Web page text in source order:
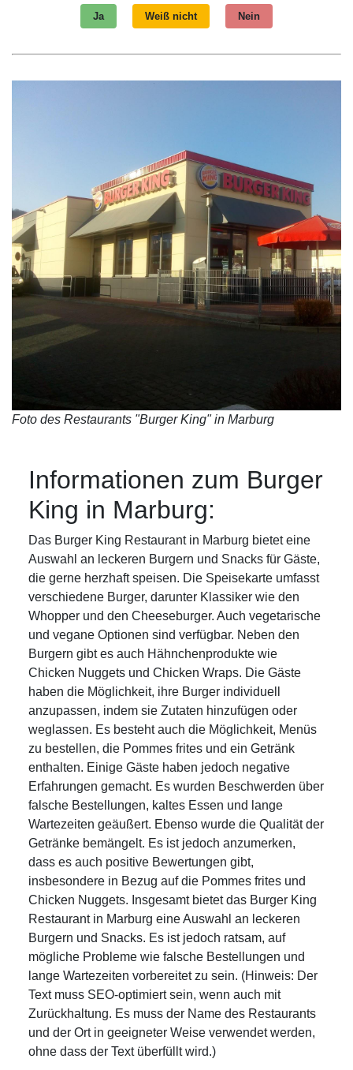
Ja Weiß nicht Nein
Foto des Restaurants "Burger King" in Marburg
Informationen zum Burger
King in Marburg:
Das Burger King Restaurant in Marburg bietet eine
Auswahl an leckeren Burgern und Snacks für Gäste,
die gerne herzhaft speisen. Die Speisekarte umfasst
verschiedene Burger, darunter Klassiker wie den
Whopper und den Cheeseburger. Auch vegetarische
und vegane Optionen sind verfügbar. Neben den
Burgern gibt es auch Hähnchenprodukte wie
Chicken Nuggets und Chicken Wraps. Die Gäste
haben die Möglichkeit, ihre Burger individuell
anzupassen, indem sie Zutaten hinzufügen oder
weglassen. Es besteht auch die Möglichkeit, Menüs
zu bestellen, die Pommes frites und ein Getränk
enthalten. Einige Gäste haben jedoch negative
Erfahrungen gemacht. Es wurden Beschwerden über
falsche Bestellungen, kaltes Essen und lange
Wartezeiten geäußert. Ebenso wurde die Qualität der
Getränke bemängelt. Es ist jedoch anzumerken,
dass es auch positive Bewertungen gibt,
insbesondere in Bezug auf die Pommes frites und
Chicken Nuggets. Insgesamt bietet das Burger King
Restaurant in Marburg eine Auswahl an leckeren
Burgern und Snacks. Es ist jedoch ratsam, auf
mögliche Probleme wie falsche Bestellungen und
lange Wartezeiten vorbereitet zu sein. (Hinweis: Der
Text muss SEO-optimiert sein, wenn auch mit
Zurückhaltung. Es muss der Name des Restaurants
und der Ort in geeigneter Weise verwendet werden,
ohne dass der Text überfüllt wird.)